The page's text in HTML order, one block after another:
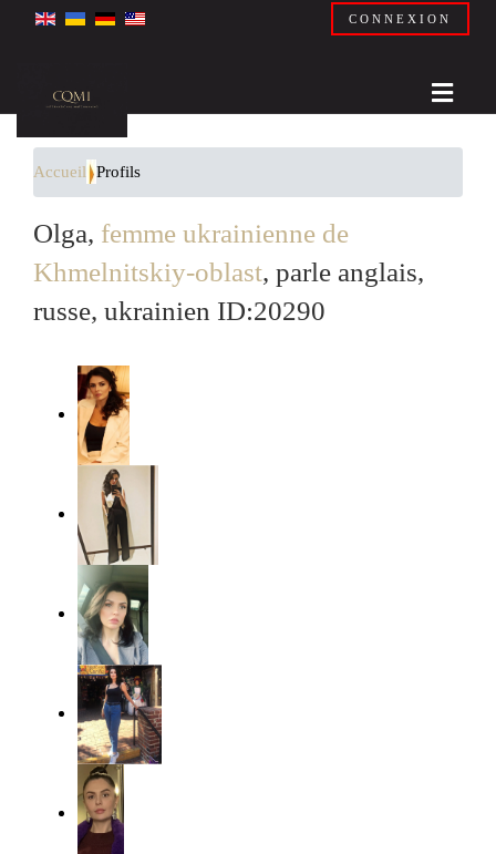
CONNEXION
Accueil Profils
Olga, femme ukrainienne de
Khmelnitskiy-oblast, parle anglais,
russe, ukrainien ID:20290